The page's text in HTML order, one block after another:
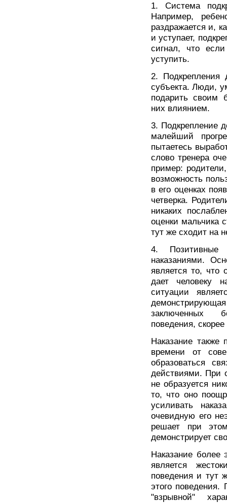
1. Система
Например,
раздражается и,
и уступает,
сигнал, что
уступить.
2. Подкрепления
субъекта. Люди,
подарить своим
них влиянием.
3. Подкрепление
малейший
пытаетесь
слово тренера
пример:
возможность
в его оценках
четверка.
никаких
оценки мальчика
тут же сходит на
4. Позитивные
наказаниями.
является то, что
дает человеку
ситуации
заключенных
поведения,
Наказание также
времени от
образоваться
действиями. При
не образуется
то, что оно
усиливать
очевидную его
решает при
демонстрирует
Наказание более
является
поведения и тут
этого
"взрывной"